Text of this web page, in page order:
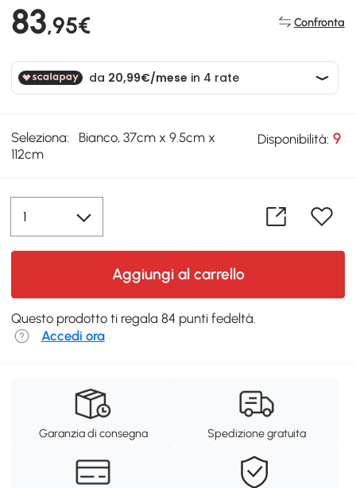
83,95€ Confronta
Seleziona:
Bianco, 37cm x 9.5cm x
112cm
Disponibilità: 9
Aggiungi al carrello
Questo prodotto ti regala 84 punti fedeltà.
Accedi ora
Garanzia di consegna Spedizione gratuita